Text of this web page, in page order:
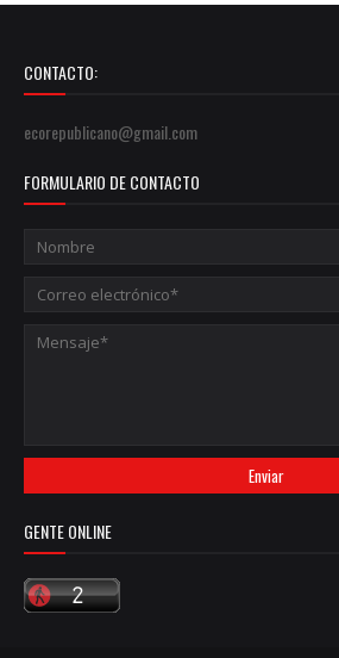
CONTACTO:
ecorepublicano@gmail.com
FORMULARIO DE CONTACTO
GENTE ONLINE